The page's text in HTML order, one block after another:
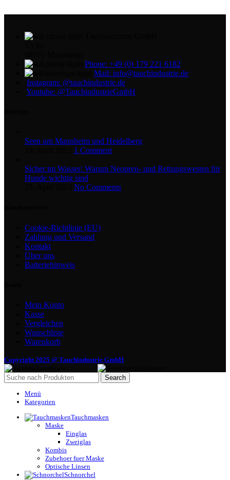
Phone: +49 (0) 179 221 6182
Mail: info@tauchindustrie.de
Instagram: @tauchindustrie.de
Youtube: @TauchindustrieGmbH
Seen um Mannheim und Heidelberg
1 Comment
Sicher im Wasser: Warum Neopren- und Rettungswesten für
Hunde wichtig sind
No Comments
Cookie-Richtlinie (EU)
Zahlung und Versand
Kontakt
Über uns
Batteriehinweis
Mein Konto
Kasse
Vergleichen
Wunschliste
Warenkorb
Copyright 2025 @ Tauchindustrie GmbH
Search
Menü
Kategorien
Tauchmasken
Maske
Einglas
Zweiglas
Kombis
Zubehoer fuer Maske
Optische Linsen
Schnorchel